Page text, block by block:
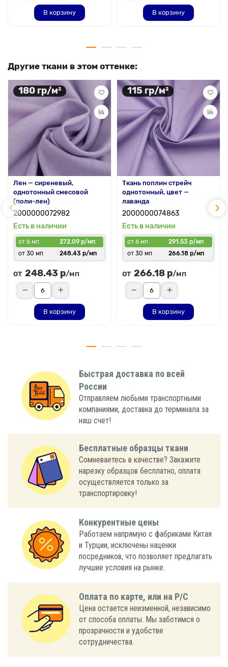
В корзину В корзину
Другие ткани в этом оттенке:
180 гр/м²
Лен — сиреневый,
однотонный смесовой
(поли-лен)
2000000072982
Есть в наличии
от 6 мп
272.09 р/мп
от 30 мп
248.43 р/мп
от 248.43 р/мп
В корзину
115 гр/м²
Ткань поплин стрейч
однотонный, цвет —
лаванда
2000000074863
Есть в наличии
от 6 мп
291.53 р/мп
от 30 мп
266.18 р/мп
от 266.18 р/мп
В корзину
Быстрая доставка по всей
России
Отправляем любыми транспортными
компаниями, доставка до терминала за
наш счет!
Бесплатные образцы ткани
Сомневаетесь в качестве? Закажите
нарезку образцов бесплатно, оплата
осуществляется только за
транспортировку!
Конкурентные цены
Работаем напрямую с фабриками Китая
и Турции, исключены наценки
посредников, что позволяет предлагать
лучшие условия на рынке.
Оплата по карте, или на Р/С
Цена остается неизменной, независимо
от способа оплаты. Мы заботимся о
прозрачности и удобстве
сотрудничества.